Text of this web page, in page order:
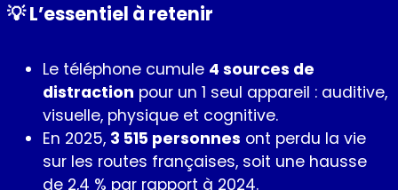
💡 L’essentiel à retenir
Le téléphone cumule 4 sources de
distraction pour un 1 seul appareil : auditive,
visuelle, physique et cognitive.
En 2025, 3 515 personnes ont perdu la vie
sur les routes françaises, soit une hausse
de 2,4 % par rapport à 2024.